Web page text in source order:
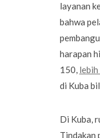
layanan
bahwa
harapan
150,
di Kuba
Di Kuba,
Tindakan